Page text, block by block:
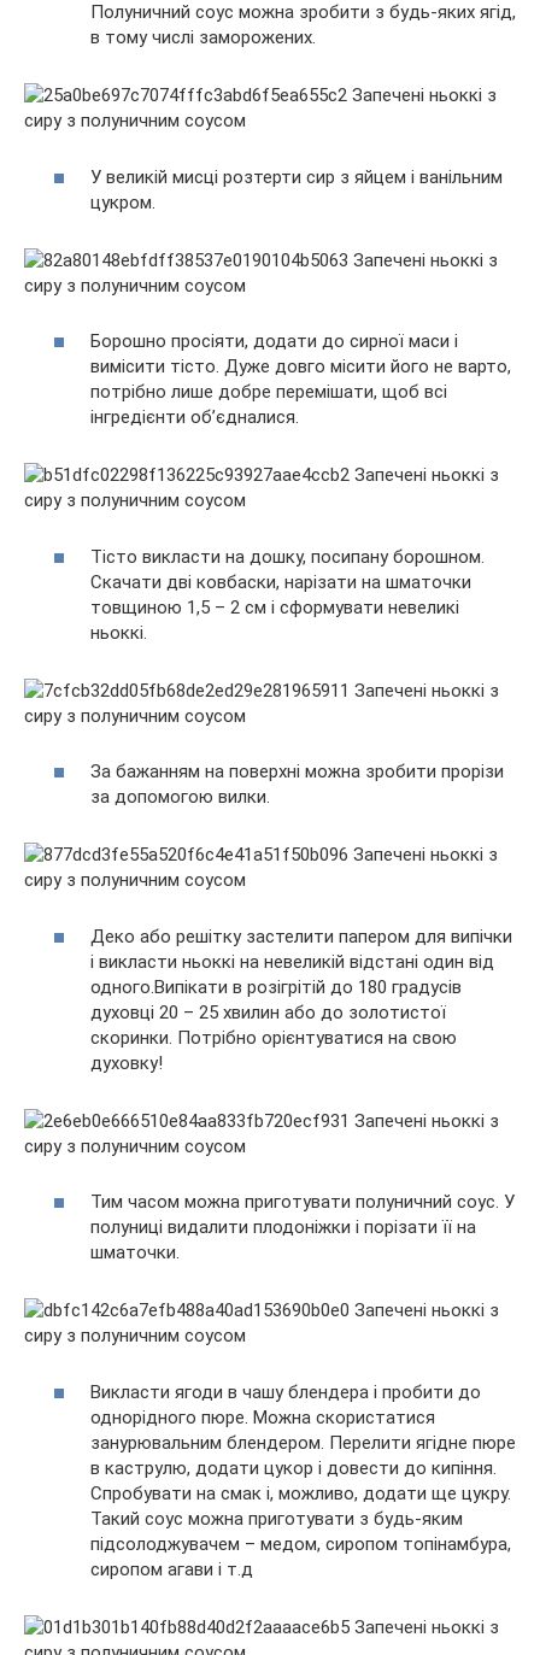
Полуничний соус можна зробити з будь-яких ягід,
в тому числі заморожених.
У великій мисці розтерти сир з яйцем і ванільним
цукром.
Борошно просіяти, додати до сирної маси і
вимісити тісто. Дуже довго місити його не варто,
потрібно лише добре перемішати, щоб всі
інгредієнти об’єдналися.
Тісто викласти на дошку, посипану борошном.
Скачати дві ковбаски, нарізати на шматочки
товщиною 1,5 – 2 см і сформувати невеликі
ньоккі.
За бажанням на поверхні можна зробити прорізи
за допомогою вилки.
Деко або решітку застелити папером для випічки
і викласти ньоккі на невеликій відстані один від
одного.Випікати в розігрітій до 180 градусів
духовці 20 – 25 хвилин або до золотистої
скоринки. Потрібно орієнтуватися на свою
духовку!
Тим часом можна приготувати полуничний соус. У
полуниці видалити плодоніжки і порізати її на
шматочки.
Викласти ягоди в чашу блендера і пробити до
однорідного пюре. Можна скористатися
занурювальним блендером. Перелити ягідне пюре
в каструлю, додати цукор і довести до кипіння.
Спробувати на смак і, можливо, додати ще цукру.
Такий соус можна приготувати з будь-яким
підсолоджувачем – медом, сиропом топінамбура,
сиропом агави і т.д